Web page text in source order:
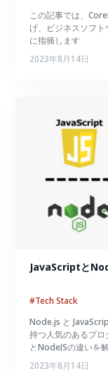
この記事では、
げ、ビジネスソフ
に指摘します
2023年8月14日
JavaScriptと
#Tech Stack
Node.js と
持つ人気のあるプ
とNodeJSの違いを
2023年8月14日